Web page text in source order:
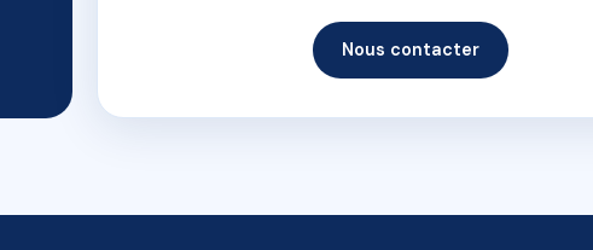
Nous contacter